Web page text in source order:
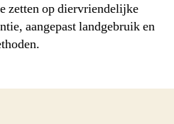
zetten op diervriendelijke
aangepast landgebruik en